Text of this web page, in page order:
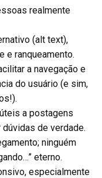
realmente
(alt text),
e ranqueamento.
a navegação e
do usuário (e sim,
a postagens
de verdade.
ninguém
eterno.
especialmente